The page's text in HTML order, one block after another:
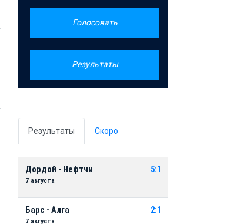
Голосовать
Результаты
Результаты Скоро
Дордой - Нефтчи
7 августа
5:1
Барс - Алга
7 августа
2:1